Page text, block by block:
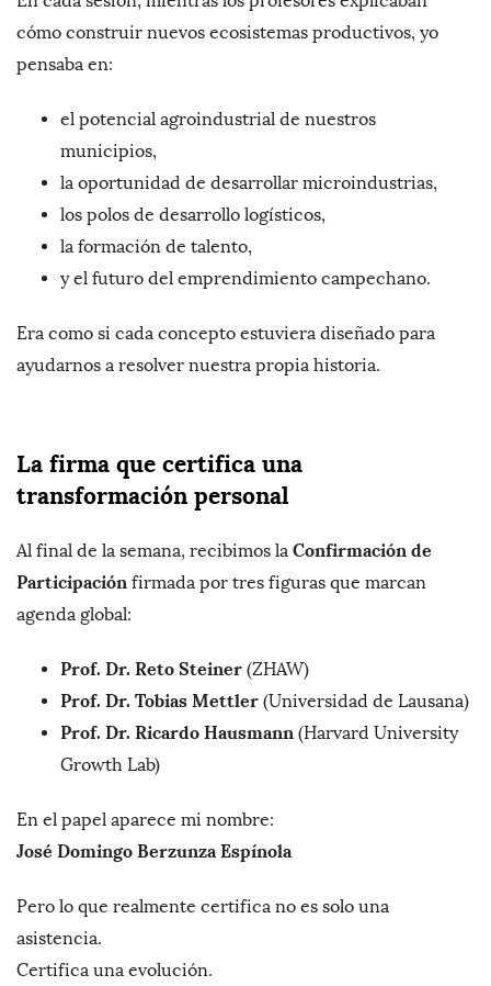
cómo construir nuevos ecosistemas productivos, yo
pensaba en:
el potencial agroindustrial de nuestros
municipios,
la oportunidad de desarrollar microindustrias,
los polos de desarrollo logísticos,
la formación de talento,
y el futuro del emprendimiento campechano.
Era como si cada concepto estuviera diseñado para
ayudarnos a resolver nuestra propia historia.
La firma que certifica una
transformación personal
Al final de la semana, recibimos la Confirmación de
Participación firmada por tres figuras que marcan
agenda global:
Prof. Dr. Reto Steiner (ZHAW)
Prof. Dr. Tobias Mettler (Universidad de Lausana)
Prof. Dr. Ricardo Hausmann (Harvard University
Growth Lab)
En el papel aparece mi nombre:
José Domingo Berzunza Espínola
Pero lo que realmente certifica no es solo una
asistencia.
Certifica una evolución.